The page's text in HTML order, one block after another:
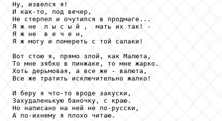
Ну, извелся я!
И как-то, под вечер,
Не стерпел и очутился в продмаге...
Я ж не  л ы с ы й ,  мать их так! -
Я ж не  в е ч е н,
Я ж могу и помереть с той салаки!
Вот стою я, прямо злой, как Малюта,
То мне зябко в пинжаке, то мне жарко.
Хоть дерьмовая, а все же - валюта,
Все же тратить исключительно жалко!
И беру я что-то вроде закуски,
Захудаленькую баночку, с краю.
Но написано на ней не по-русски,
А по-ихнему я плохо читаю.